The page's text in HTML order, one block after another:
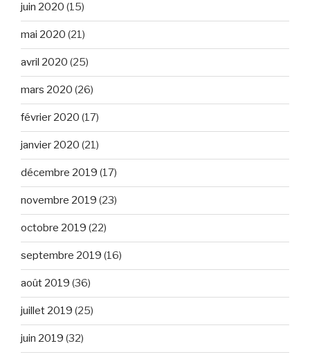
juin 2020 (15)
mai 2020 (21)
avril 2020 (25)
mars 2020 (26)
février 2020 (17)
janvier 2020 (21)
décembre 2019 (17)
novembre 2019 (23)
octobre 2019 (22)
septembre 2019 (16)
août 2019 (36)
juillet 2019 (25)
juin 2019 (32)